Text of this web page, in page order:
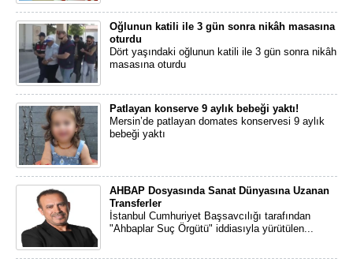
Oğlunun katili ile 3 gün sonra nikâh masasına
oturdu
Dört yaşındaki oğlunun katili ile 3 gün sonra nikâh
masasına oturdu
Patlayan konserve 9 aylık bebeği yaktı!
Mersin’de patlayan domates konservesi 9 aylık
bebeği yaktı
AHBAP Dosyasında Sanat Dünyasına Uzanan
Transferler
İstanbul Cumhuriyet Başsavcılığı tarafından
"Ahbaplar Suç Örgütü" iddiasıyla yürütülen...